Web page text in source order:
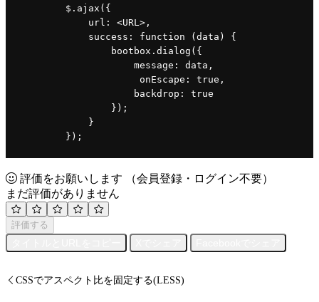
$.ajax({
url: <URL>,
success: function (data) {
bootbox.dialog({
message: data,
onEscape: true,
backdrop: true
});
}
});
評価をお願いします
（会員登録・ログイン不要）
まだ評価がありません
評価する
CSSでアスペクト比を固定する(LESS)